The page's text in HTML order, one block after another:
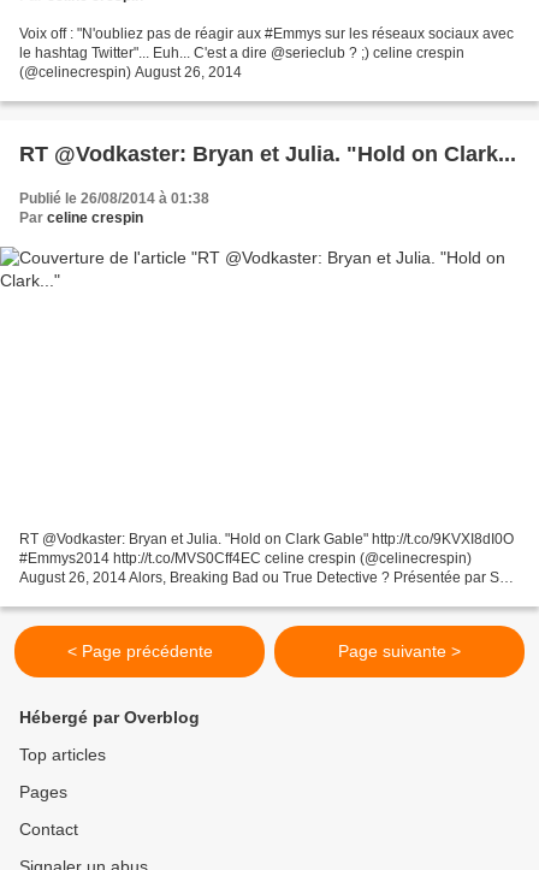
Voix off : "N'oubliez pas de réagir aux #Emmys sur les réseaux sociaux avec
le hashtag Twitter"... Euh... C'est a dire @serieclub ? ;) celine crespin
(@celinecrespin) August 26, 2014
RT @Vodkaster: Bryan et Julia. "Hold on Clark...
Publié le 26/08/2014 à 01:38
Par celine crespin
RT @Vodkaster: Bryan et Julia. "Hold on Clark Gable" http://t.co/9KVXI8dI0O
#Emmys2014 http://t.co/MVS0Cff4EC celine crespin (@celinecrespin)
August 26, 2014 Alors, Breaking Bad ou True Detective ? Présentée par Seth
< Page précédente Page suivante >
Hébergé par Overblog
Top articles
Pages
Contact